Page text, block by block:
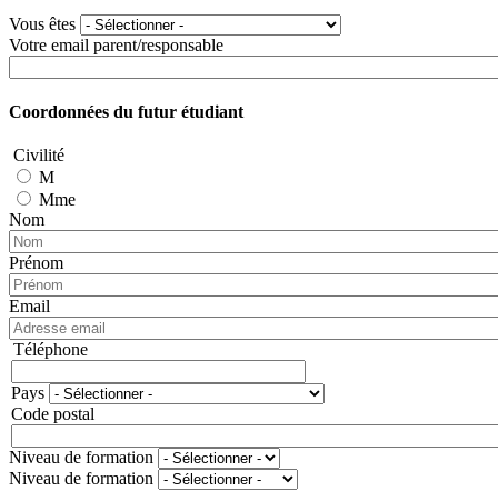
Vous êtes
Votre email parent/responsable
Coordonnées du futur étudiant
Civilité
M
Mme
Nom
Prénom
Email
Téléphone
Adresse
Pays
Code postal
Niveau de formation
Niveau de formation